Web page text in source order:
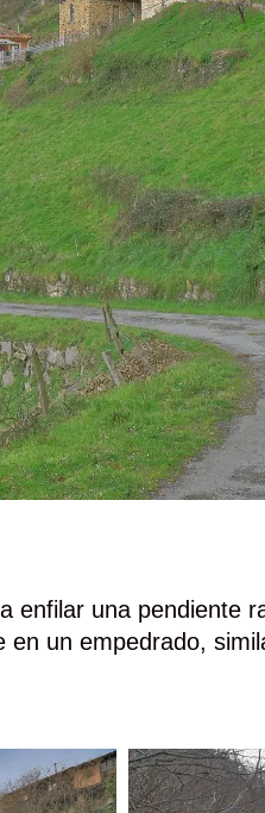
enfilar una pendiente
un empedrado,